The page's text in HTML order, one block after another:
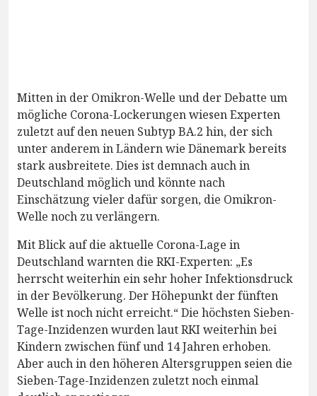
Mitten in der Omikron-Welle und der Debatte um
mögliche Corona-Lockerungen wiesen Experten
zuletzt auf den neuen Subtyp BA.2 hin, der sich
unter anderem in Ländern wie Dänemark bereits
stark ausbreitete. Dies ist demnach auch in
Deutschland möglich und könnte nach
Einschätzung vieler dafür sorgen, die Omikron-
Welle noch zu verlängern.
Mit Blick auf die aktuelle Corona-Lage in
Deutschland warnten die RKI-Experten: „Es
herrscht weiterhin ein sehr hoher Infektionsdruck
in der Bevölkerung. Der Höhepunkt der fünften
Welle ist noch nicht erreicht.“ Die höchsten Sieben-
Tage-Inzidenzen wurden laut RKI weiterhin bei
Kindern zwischen fünf und 14 Jahren erhoben.
Aber auch in den höheren Altersgruppen seien die
Sieben-Tage-Inzidenzen zuletzt noch einmal